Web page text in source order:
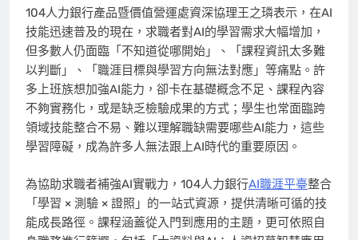
104人力銀行產品暨價值營運處資深協理王之璘表示，在AI
技能迅速普及的現在，求職者對AI的學習需求大幅增加，
但多數人仍面臨「不知道從哪開始」、「課程資訊太多難
以判斷」、「職涯目標與學習方向無法對應」等痛點。許
多上班族想加強AI能力，卻卡在基礎概念不足、課程內容
不夠實務化，或是缺乏檢驗成果的方式；學生也常面臨跨
領域技能整合不易、難以理解職缺需要哪些AI能力，這些
學習障礙，成為許多人無法跟上AI時代的重要原因。
為協助求職者補強AI實戰力，104人力銀行AI職涯平臺整合
「學習 × 測驗 × 證照」的一站式資源，提供清晰可循的技
能成長路徑。課程涵蓋從入門到應用的主題，更可依照自